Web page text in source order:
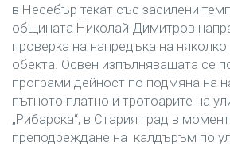
в Несебър текат със засилени
общината Николай Димитров
проверка на напредъка на няколко
обекта. Освен изпълняващата се
програми дейност по подмяна на
пътното платно и тротоарите на
„Рибарска“, в Стария град в
преподреждане на калдъръм по ул.